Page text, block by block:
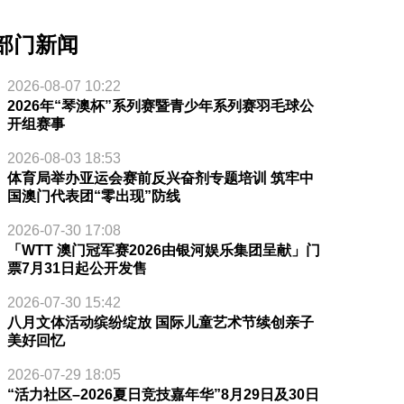
门新闻
2026-08-07 10:22
2026年“琴澳杯”系列赛暨青少年系列赛羽毛球公
开组赛事
2026-08-03 18:53
体育局举办亚运会赛前反兴奋剂专题培训 筑牢中
国澳门代表团“零出现”防线
2026-07-30 17:08
「WTT 澳门冠军赛2026由银河娱乐集团呈献」门
票7月31日起公开发售
2026-07-30 15:42
八月文体活动缤纷绽放 国际儿童艺术节续创亲子
美好回忆
2026-07-29 18:05
“活力社区–2026夏日竞技嘉年华”8月29日及30日